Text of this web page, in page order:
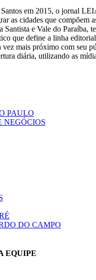
em 2015, o jornal
as cidades que compõem
e Vale do Paraíba,
que define a linha
vez mais próximo com seu
diária, utilizando as
PAULO
NEGÓCIOS
DO CAMPO
EQUIPE